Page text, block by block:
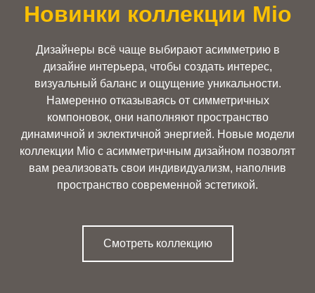
Новинки коллекции Mio
Дизайнеры всё чаще выбирают асимметрию в
дизайне интерьера, чтобы создать интерес,
визуальный баланс и ощущение уникальности.
Намеренно отказываясь от симметричных
компоновок, они наполняют пространство
динамичной и эклектичной энергией. Новые модели
коллекции Mio с асимметричным дизайном позволят
вам реализовать свои индивидуализм, наполнив
пространство современной эстетикой.
Смотреть коллекцию